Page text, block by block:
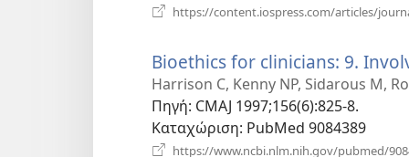
https://content.iospress.com/articles/
Bioethics for clinicians: 9.
Harrison C, Kenny NP, Sidarous M,
Πηγή‎: CMAJ 1997;156(6):825-8.
Καταχώριση‎: PubMed 9084389
https://www.ncbi.nlm.nih.gov/pubmed/